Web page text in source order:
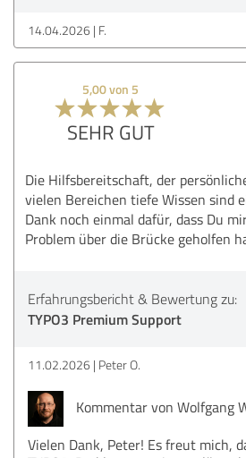
14.04.2026 F.
5,00 von 5
SEHR GUT
Die Hilfsbereitschaft, der
vielen Bereichen tiefe Wissen sind
Dank noch einmal dafür, dass Du
Problem über die Brücke geholfen
Erfahrungsbericht & Bewertung zu:
TYPO3 Premium Support
11.02.2026 Peter O.
Kommentar von Wolfgang
Vielen Dank, Peter! Es freut mich,